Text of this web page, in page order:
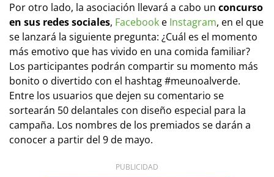
Por otro lado, la asociación llevará a cabo un concurso
en sus redes sociales, Facebook e Instagram, en el que
se lanzará la siguiente pregunta: ¿Cuál es el momento
más emotivo que has vivido en una comida familiar?
Los participantes podrán compartir su momento más
bonito o divertido con el hashtag #meunoalverde.
Entre los usuarios que dejen su comentario se
sortearán 50 delantales con diseño especial para la
campaña. Los nombres de los premiados se darán a
conocer a partir del 9 de mayo.
PUBLICIDAD